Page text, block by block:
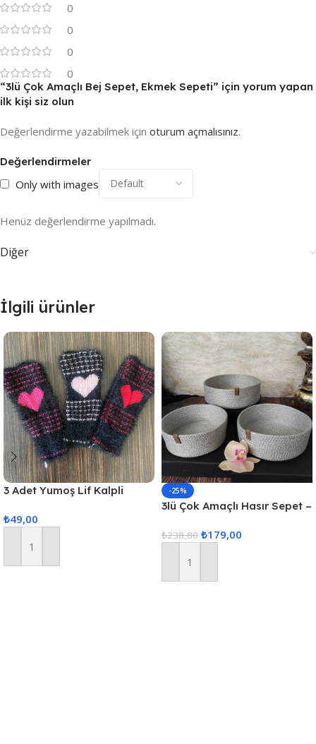
0
0
0
0
Değerlendirmeler
Only with images
Henüz değerlendirme yapılmadı.
“3lü Çok Amaçlı Bej Sepet, Ekmek Sepeti” için yorum yapan
ilk kişi siz olun
Değerlendirme yazabilmek için oturum açmalısınız.
Diğer
İlgili ürünler
3 Adet Yumoş Lif Kalpli
₺49,00
Sepete Ekle
-25%
3lü Çok Amaçlı Hasır Sepet –
₺238,80 ₺179,00
Sepete Ekle